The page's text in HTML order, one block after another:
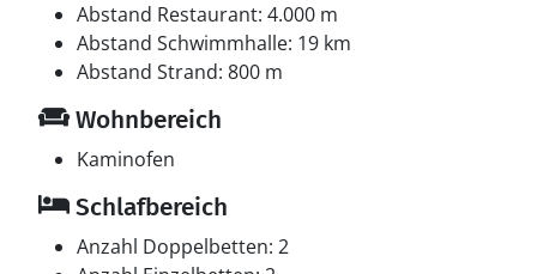
Abstand Restaurant: 4.000 m
Abstand Schwimmhalle: 19 km
Abstand Strand: 800 m
Wohnbereich
Kaminofen
Schlafbereich
Anzahl Doppelbetten: 2